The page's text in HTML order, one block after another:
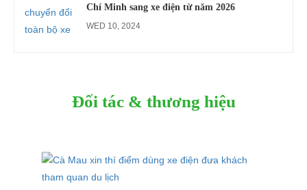
Chí Minh sang xe điện từ năm 2026
WED 10, 2024
Đối tác & thương hiệu